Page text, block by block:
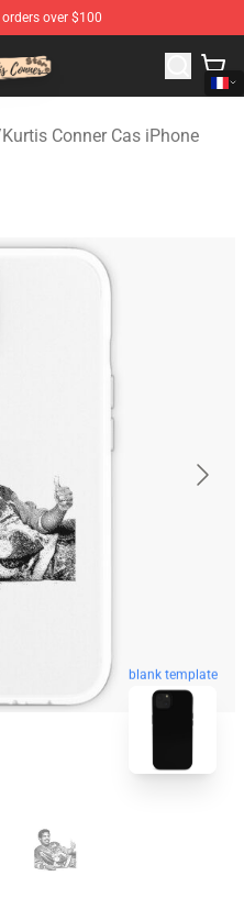
over $100
Kurtis Conner Merchandise
Kurtis Conner Cas iPhone
blank template